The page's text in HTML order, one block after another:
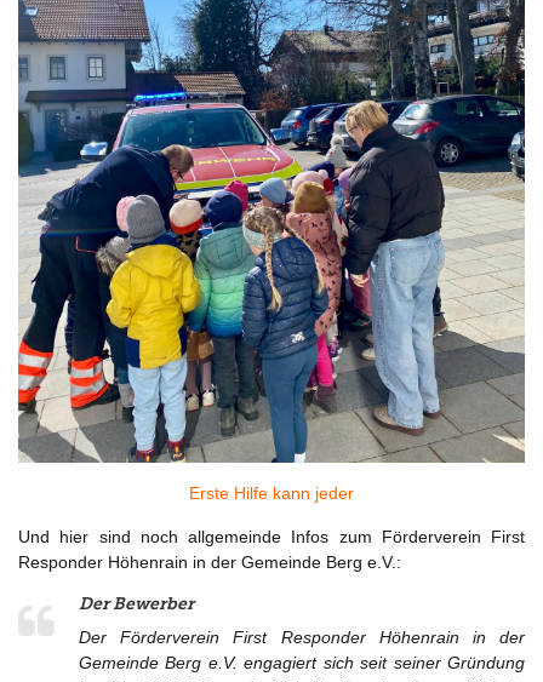
Erste Hilfe kann jeder
Und hier sind noch allgemeinde Infos zum Förderverein First
Responder Höhenrain in der Gemeinde Berg e.V.:
Der Bewerber
Der Förderverein First Responder Höhenrain in der
Gemeinde Berg e.V. engagiert sich seit seiner Gründung